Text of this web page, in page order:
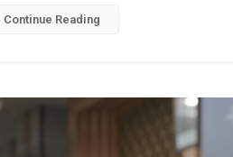
Continue Reading